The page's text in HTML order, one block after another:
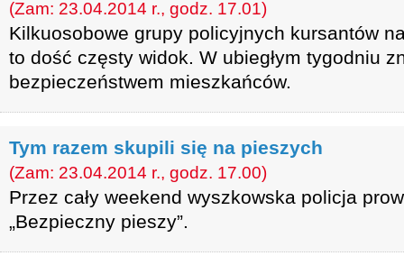
(Zam: 23.04.2014 r., godz. 17.01)
Kilkuosobowe grupy policyjnych kursantów
to dość częsty widok. W ubiegłym tygodniu
bezpieczeństwem mieszkańców.
Tym razem skupili się na pieszych
(Zam: 23.04.2014 r., godz. 17.00)
Przez cały weekend wyszkowska policja
„Bezpieczny pieszy”.